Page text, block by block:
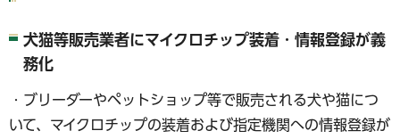
犬猫等販売業者にマイクロチップ装着・情報登録が義
務化
・ブリーダーやペットショップ等で販売される犬や猫につ
いて、マイクロチップの装着および指定機関への情報登録が